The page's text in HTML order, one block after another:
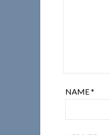
NAME*